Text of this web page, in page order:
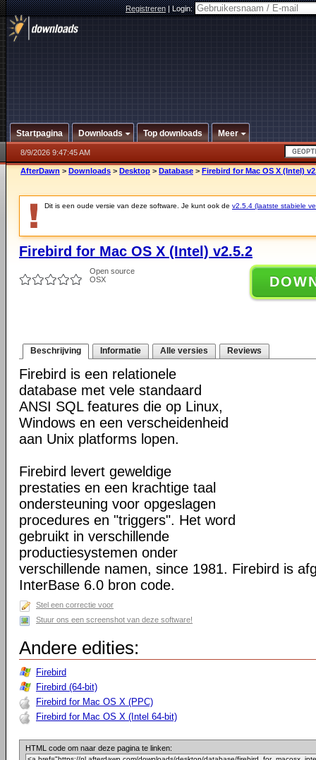
Registreren|Login:
Startpagina Downloads Top downloads Meer
8/9/2026 9:47:45 AM
AfterDawn > Downloads > Desktop > Database > Firebird for Mac OS X (Intel)
Dit is een oude versie van deze software. Je kunt ook de v2.5.4 (laatste stabiele
Firebird for Mac OS X (Intel) v2.5.2
Open source
OSX
Beschrijving Informatie Alle versies Reviews
Firebird is een relationele
database met vele standaard
ANSI SQL features die op Linux,
Windows en een verscheidenheid
aan Unix platforms lopen.
Firebird levert geweldige
prestaties en een krachtige taal
ondersteuning voor opgeslagen
procedures en "triggers". Het word
gebruikt in verschillende
productiesystemen onder
verschillende namen, since 1981. Firebird is
InterBase 6.0 bron code.
Stel een correctie voor
Stuur ons een screenshot van deze software!
Andere edities:
Firebird
Firebird (64-bit)
Firebird for Mac OS X (PPC)
Firebird for Mac OS X (Intel 64-bit)
HTML code om naar deze pagina te linken: